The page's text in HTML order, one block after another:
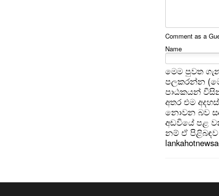
Comment as a
Name
මෙම පුවත
පලකරන්න
පාඨකයන්
අතර එම
නොවන බව
අඩවියේ පළ
නම් ඒ පිළිබඳව